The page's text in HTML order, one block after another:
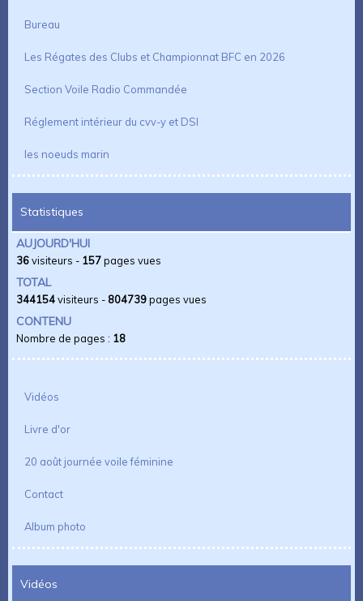
Bureau
Les Régates des Clubs et Championnat BFC en 2026
Section Voile Radio Commandée
Réglement intérieur du cvv-y et DSI
les noeuds marin
Statistiques
AUJOURD'HUI
36visiteurs - 157pages vues
TOTAL
344154visiteurs - 804739pages vues
CONTENU
Nombre de pages : 18
Vidéos
Livre d'or
20 août journée voile féminine
Contact
Album photo
Vidéos